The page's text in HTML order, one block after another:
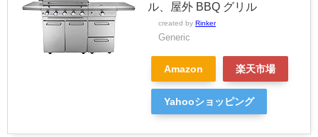
ル、屋外 BBQ グリル
created by Rinker
Generic
Amazon 楽天市場
Yahooショッピング